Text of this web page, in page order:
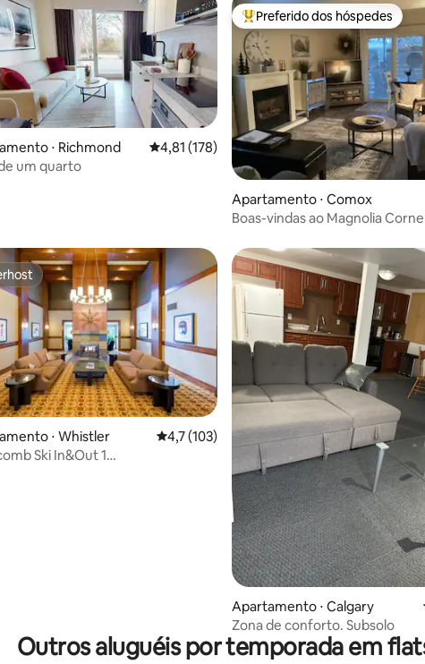
média de 5, 12 avaliações
⋅ Richmond 4,81 de uma avaliação média de 5, 178
4,81 (178)
um quarto
Entre os melhores preferidos
Preferido dos hóspedes
Apartamento ⋅ Comox
Boas-vindas ao Magnolia
média de 5, 7 avaliações
⋅ Whistler 4,7 de uma avaliação média de 5, 103
4,7 (103)
Ski In&Out 1
Apartamento ⋅ Calgary
Zona de conforto. Subsolo
Outros aluguéis por temporada em